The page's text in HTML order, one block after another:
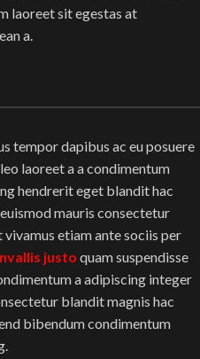
laoreet sit egestas at
a.
tempor dapibus ac eu posuere
laoreet a a condimentum
hendrerit eget blandit hac
mauris consectetur
etiam ante sociis per
justo quam suspendisse
a adipiscing integer
blandit magnis hac
bibendum condimentum